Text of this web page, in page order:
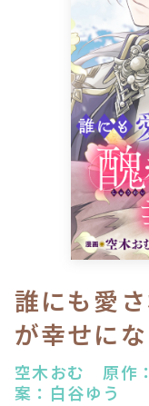
誰にも愛
が幸せに
空木おむ 原作
案：白谷ゆう